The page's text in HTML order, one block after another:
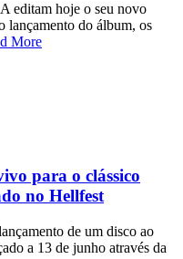
editam hoje o seu novo
do álbum, os
More
para o clássico
no Hellfest
de um disco ao
a 13 de junho através da